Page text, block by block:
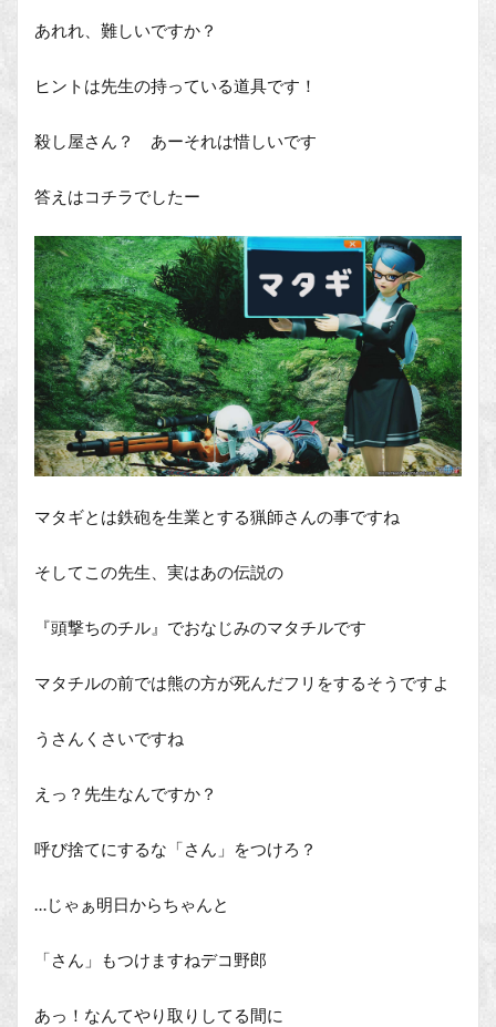
あれれ、難しいですか？
ヒントは先生の持っている道具です！
殺し屋さん？ あーそれは惜しいです
答えはコチラでしたー
マタギとは鉄砲を生業とする猟師さんの事ですね
そしてこの先生、実はあの伝説の
『頭撃ちのチル』でおなじみのマタチルです
マタチルの前では熊の方が死んだフリをするそうですよ
うさんくさいですね
えっ？先生なんですか？
呼び捨てにするな「さん」をつけろ？
…じゃぁ明日からちゃんと
「さん」もつけますねデコ野郎
あっ！なんてやり取りしてる間に